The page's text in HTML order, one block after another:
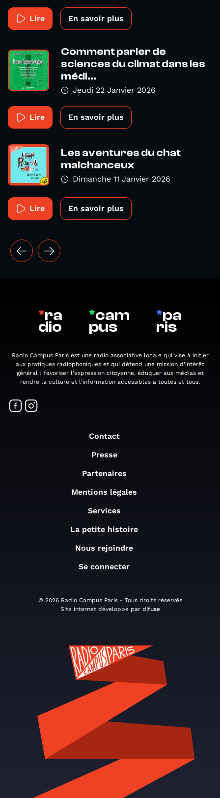
Lire En savoir plus
Comment parler de
sciences du climat dans les
médi...
Jeudi 22 Janvier 2026
Lire En savoir plus
Les aventures du chat
malchanceux
Dimanche 11 Janvier 2026
Lire En savoir plus
*ra
dio
*cam
pus
*pa
ris
Radio Campus Paris est une radio associative locale qui vise à initier
aux pratiques radiophoniques et qui défend une mission d'intérêt
général : favoriser l'expression citoyenne, éduquer aux médias et
rendre la culture et l'information accessibles à toutes et tous.
Contact
Presse
Partenaires
Mentions légales
Services
La petite histoire
Nous rejoindre
Se connecter
© 2026 Radio Campus Paris - Tous droits réservés
Site internet développé par difuse